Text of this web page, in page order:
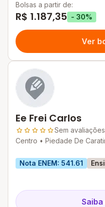
Bolsas a partir de:
R$ 1.187,35 - 30%
Ver
Ee Frei Carlos
Sem avaliações
Centro • Piedade De
Nota ENEM: 541.61
Saiba